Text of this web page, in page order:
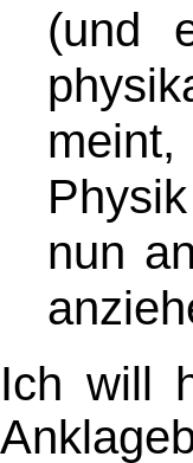
(und
nun
Ich will